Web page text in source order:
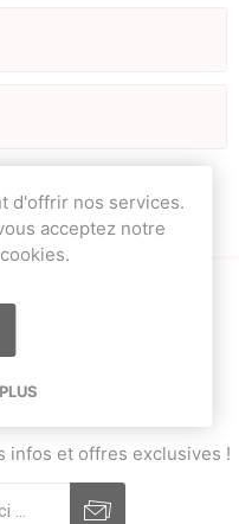
infos et offres exclusives !
d'offrir nos services.
acceptez notre